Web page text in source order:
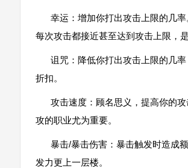
幸运：增加你打出攻击上限的几
每次攻击都接近甚至达到攻击上限，
诅咒：降低你打出攻击上限的几
折扣。
攻击速度：顾名思义，提高你的
攻的职业尤为重要。
暴击/暴击伤害：暴击触发时造成
发力更上一层楼。